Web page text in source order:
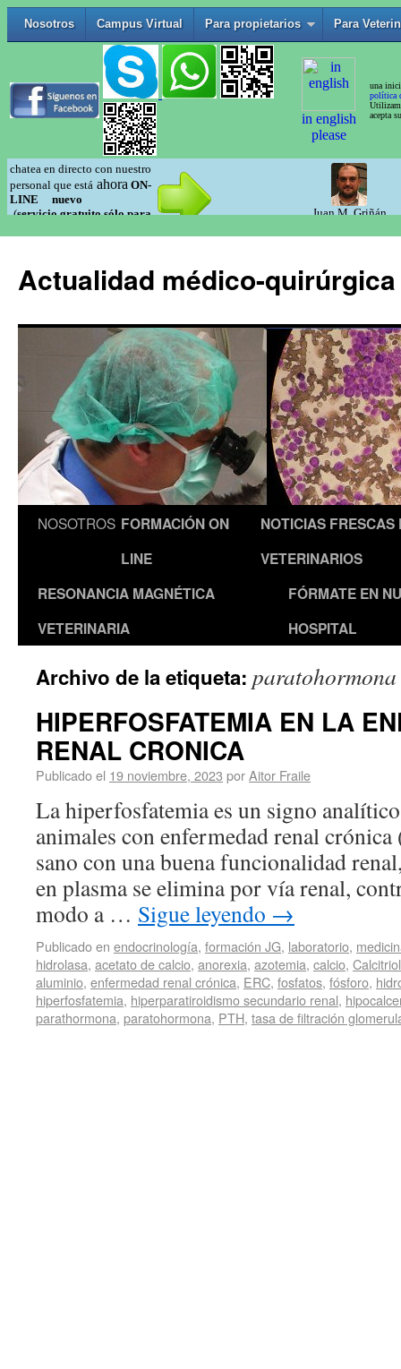
Actualidad médico-
NOSOTROS FORMACIÓN ON
LINE
NOTICIAS FRESCAS
VETERINARIOS
RESONANCIA MAGNÉTICA
VETERINARIA
FÓRMATE EN
HOSPITAL
Archivo de la etiqueta: paratohormona
HIPERFOSFATEMIA EN LA
RENAL CRONICA
Publicado el 19 noviembre, 2023 porAitor Fraile
La hiperfosfatemia es un signo
animales con enfermedad renal
sano con una buena funcionalidad
en plasma se elimina por vía renal,
modo a … Sigue leyendo →
Publicado en endocrinología, formación JG, laboratorio,
hidrolasa, acetato de calcio, anorexia, azotemia, calcio, Calcitriol
aluminio, enfermedad renal crónica, ERC, fosfatos, fósforo,
hiperfosfatemia, hiperparatiroidismo secundario renal,
parathormona, paratohormona, PTH, tasa de filtración